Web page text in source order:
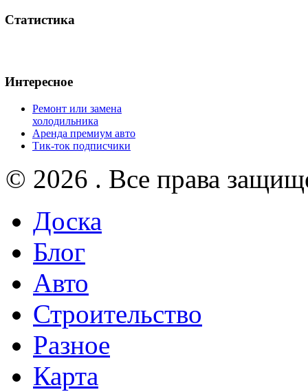
Статистика
Интересное
Ремонт или замена
холодильника
Аренда премиум авто
Тик-ток подписчики
© 2026 . Все права
Доска
Блог
Авто
Строительство
Разное
Карта